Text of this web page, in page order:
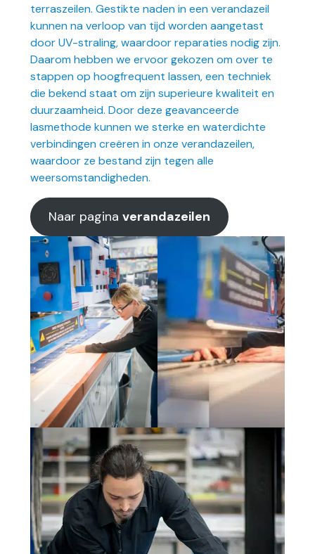
terraszeilen. Gestikte naden in een verandazeil
kunnen na verloop van tijd worden aangetast
door UV-straling, waardoor reparaties nodig zijn.
Daarom hebben we ervoor gekozen om over te
stappen op hoogfrequent lassen, een techniek
die bekend staat om zijn superieure kwaliteit en
duurzaamheid. Door deze geavanceerde
lasmethode kunnen we sterke en waterdichte
verbindingen creëren in onze verandazeilen,
waardoor ze bestand zijn tegen alle
weersomstandigheden.
Naar pagina verandazeilen